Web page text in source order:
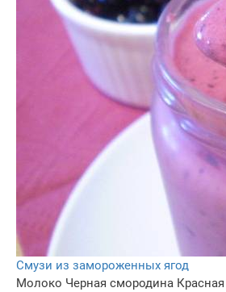
Смузи из замороженных ягод
Молоко Черная смородина